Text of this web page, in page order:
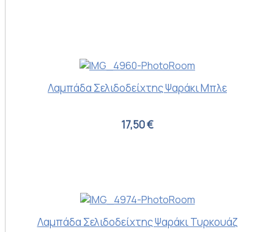
Λαμπάδα Σελιδοδείχτης Ψαράκι Μπλε
17,50 €
Λαμπάδα Σελιδοδείχτης Ψαράκι Τυρκουάζ